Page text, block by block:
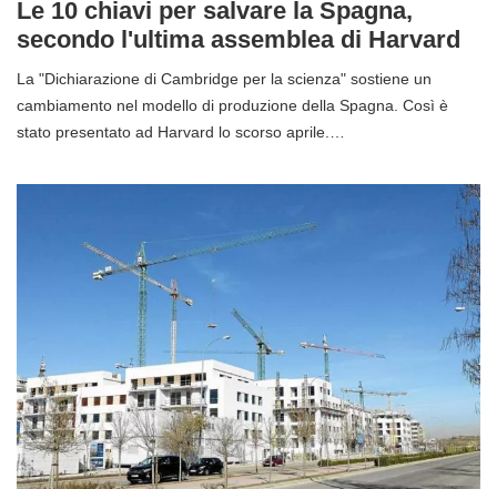
Le 10 chiavi per salvare la Spagna,
secondo l'ultima assemblea di Harvard
La "Dichiarazione di Cambridge per la scienza" sostiene un
cambiamento nel modello di produzione della Spagna. Così è
stato presentato ad Harvard lo scorso aprile.…